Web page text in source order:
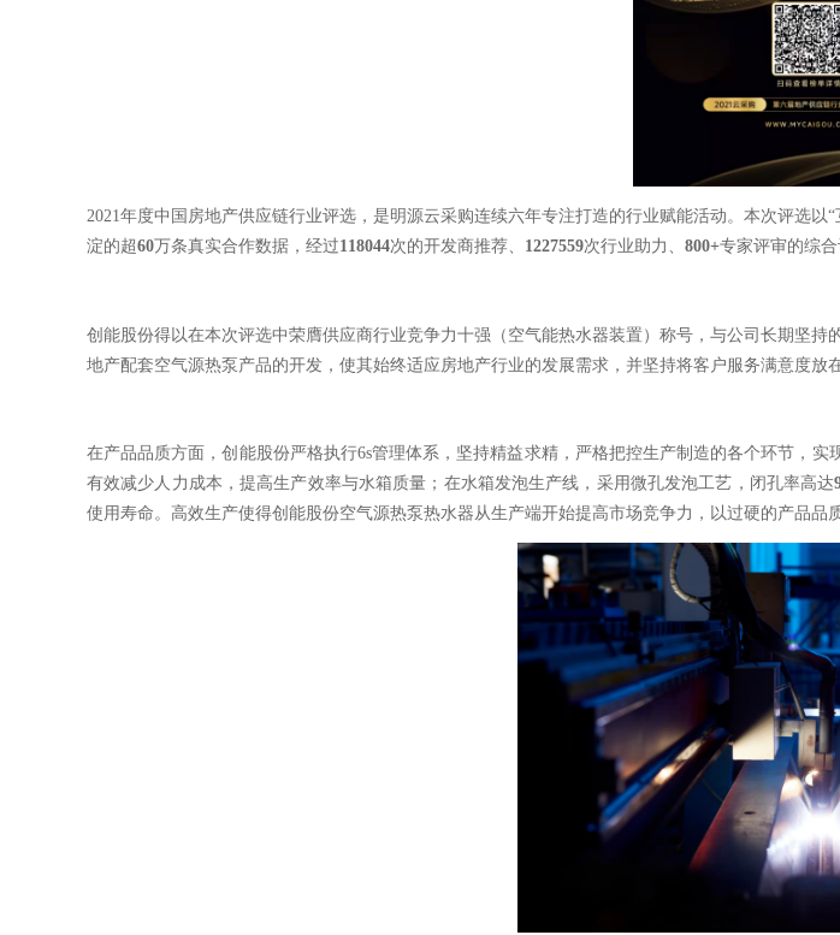
2021年度中国房地产供应链行业评选，是明源云采购连续六年专注打造的行业赋能活动。 本次评选以
淀的超60万条真实合作数据，经过118044次的开发商推荐、 1227559次行业助力、 800+专家评审的综
创能股份得以在本次评选中荣膺供应商行业竞争力十强（空气能热水器装置）称号，与公司长期坚持
地产配套空气源热泵产品的开发，使其始终适应房地产行业的发展需求，并坚持将客户服务满意度放
在产品品质方面，创能股份严格执行6s管理体系，坚持精益求精，严格把控生产制造的各个环节，实
有效减少人力成本，提高生产效率与水箱质量；在水箱发泡生产线，采用微孔发泡工艺，闭孔率高达
使用寿命。高效生产使得创能股份空气源热泵热水器从生产端开始提高市场竞争力，以过硬的产品品